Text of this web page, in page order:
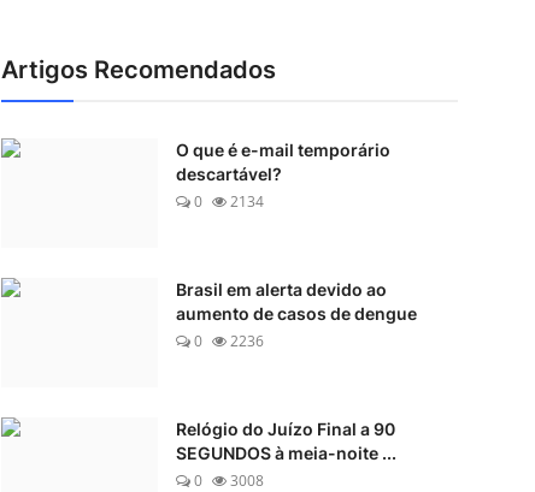
Artigos Recomendados
O que é e-mail temporário
descartável?
0
2134
Brasil em alerta devido ao
aumento de casos de dengue
0
2236
Relógio do Juízo Final a 90
SEGUNDOS à meia-noite ...
0
3008